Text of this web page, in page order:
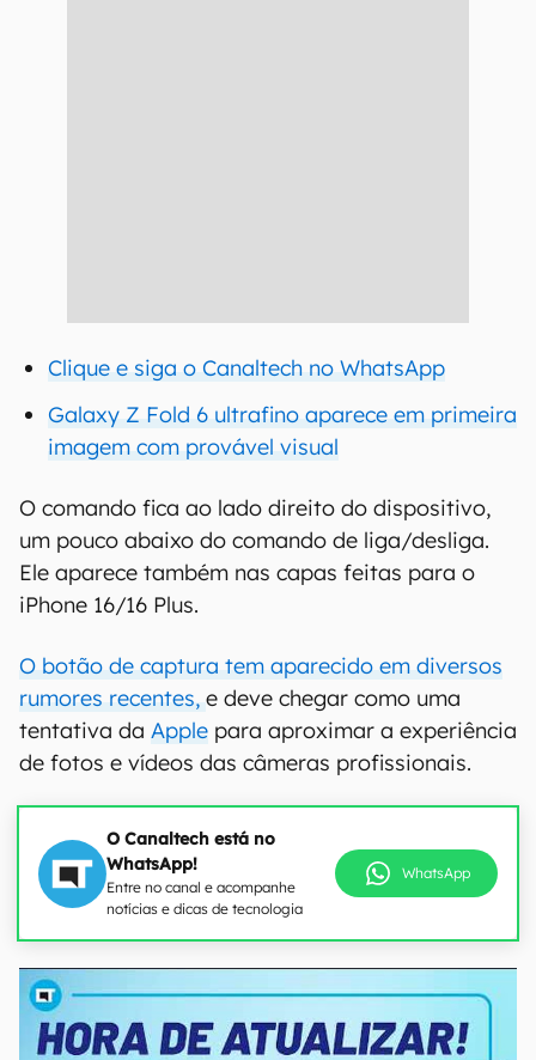
Clique e siga o Canaltech no WhatsApp
Galaxy Z Fold 6 ultrafino aparece em primeira
imagem com provável visual
O comando fica ao lado direito do dispositivo,
um pouco abaixo do comando de liga/desliga.
Ele aparece também nas capas feitas para o
iPhone 16/16 Plus.
O botão de captura tem aparecido em diversos
rumores recentes, e deve chegar como uma
tentativa da Apple para aproximar a experiência
de fotos e vídeos das câmeras profissionais.
O Canaltech está no
WhatsApp!
Entre no canal e acompanhe
notícias e dicas de tecnologia
WhatsApp